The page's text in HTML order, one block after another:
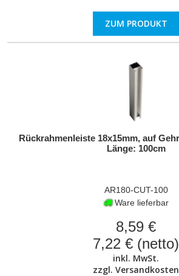
ZUM PRODUKT
Rückrahmenleiste 18x15mm, auf
Länge: 100cm
AR180-CUT-100
Ware lieferbar
8,59 €
7,22 € (netto)
inkl. MwSt.
zzgl. Versandkosten